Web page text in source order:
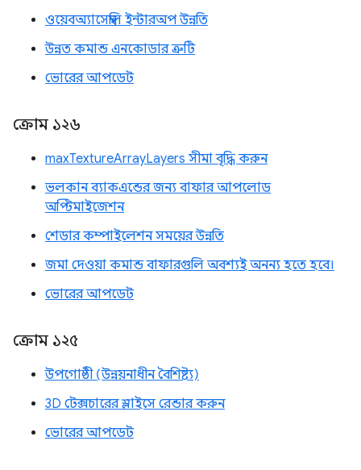
ওয়েবঅ্যাসেম্বলি ইন্টারঅপ উন্নতি
উন্নত কমান্ড এনকোডার ত্রুটি
ভোরের আপডেট
ক্রোম ১২৬
maxTextureArrayLayers সীমা বৃদ্ধি করুন
ভলকান ব্যাকএন্ডের জন্য বাফার আপলোড
অপ্টিমাইজেশন
শেডার কম্পাইলেশন সময়ের উন্নতি
জমা দেওয়া কমান্ড বাফারগুলি অবশ্যই অনন্য হতে হবে।
ভোরের আপডেট
ক্রোম ১২৫
উপগোষ্ঠী (উন্নয়নাধীন বৈশিষ্ট্য)
3D টেক্সচারের স্লাইসে রেন্ডার করুন
ভোরের আপডেট